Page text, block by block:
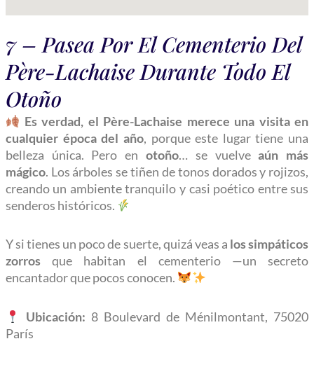
7 – Pasea Por El Cementerio Del
Père-Lachaise Durante Todo El
Otoño
Es verdad, el Père-Lachaise merece una visita en
cualquier época del año, porque este lugar tiene una
belleza única. Pero en otoño… se vuelveaún más
mágico. Los árboles se tiñen de tonos dorados y rojizos,
creando un ambiente tranquilo y casi poético entre sus
senderos históricos.
Y si tienes un poco de suerte, quizá veas a los simpáticos
zorrosque habitan el cementerio —un secreto
encantador que pocos conocen.
Ubicación: 8 Boulevard de Ménilmontant, 75020
París